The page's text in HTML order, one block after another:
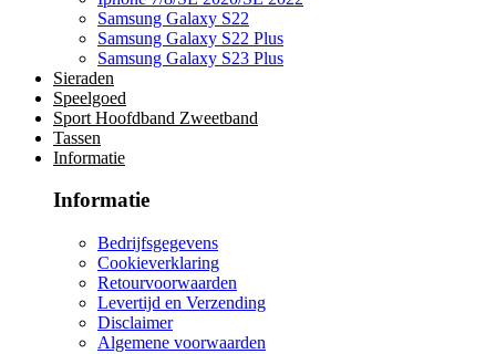
Samsung Galaxy S22
Samsung Galaxy S22 Plus
Samsung Galaxy S23 Plus
Sieraden
Speelgoed
Sport Hoofdband Zweetband
Tassen
Informatie
Informatie
Bedrijfsgegevens
Cookieverklaring
Retourvoorwaarden
Levertijd en Verzending
Disclaimer
Algemene voorwaarden